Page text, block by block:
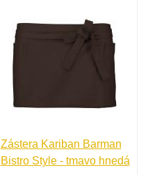
Zástera Kariban Barman
Bistro Style - tmavo hnedá